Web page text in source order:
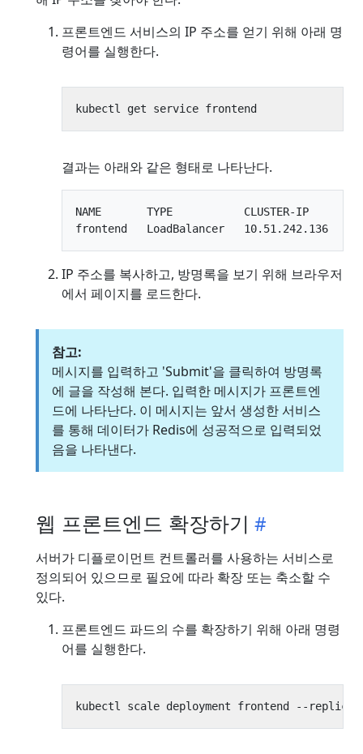
프론트엔드 서비스의 IP 주소를 얻기 위해 아래 명
령어를 실행한다.
결과는 아래와 같은 형태로 나타난다.
NAME       TYPE           CLUSTER-IP
IP 주소를 복사하고, 방명록을 보기 위해 브라우저
에서 페이지를 로드한다.
참고:
메시지를 입력하고 'Submit'을 클릭하여 방명록
에 글을 작성해 본다. 입력한 메시지가 프론트엔
드에 나타난다. 이 메시지는 앞서 생성한 서비스
를 통해 데이터가 Redis에 성공적으로 입력되었
음을 나타낸다.
웹 프론트엔드 확장하기
서버가 디플로이먼트 컨트롤러를 사용하는 서비스로
정의되어 있으므로 필요에 따라 확장 또는 축소할 수
있다.
프론트엔드 파드의 수를 확장하기 위해 아래 명령
어를 실행한다.
kubectl scale deployment frontend --replicas